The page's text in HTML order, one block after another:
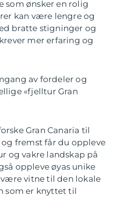
som ønsker en rolig
kan være lengre og
bratte stigninger og
mer erfaring og
av fordeler og
«fjelltur Gran
Gran Canaria til
fremst får du oppleve
og vakre landskap på
oppleve øyas unike
vitne til den lokale
som er knyttet til